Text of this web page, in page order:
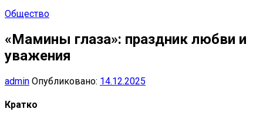
Общество
«Мамины глаза»: праздник любви и
уважения
admin Опубликовано: 14.12.2025
Кратко